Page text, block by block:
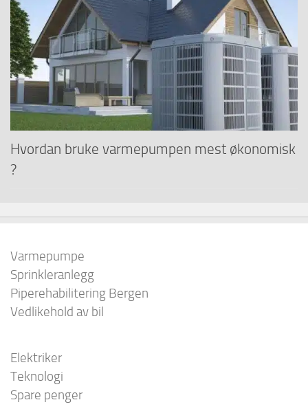
Hvordan bruke varmepumpen mest økonomisk
?
Varmepumpe
Sprinkleranlegg
Piperehabilitering Bergen
Vedlikehold av bil
Elektriker
Teknologi
Spare penger